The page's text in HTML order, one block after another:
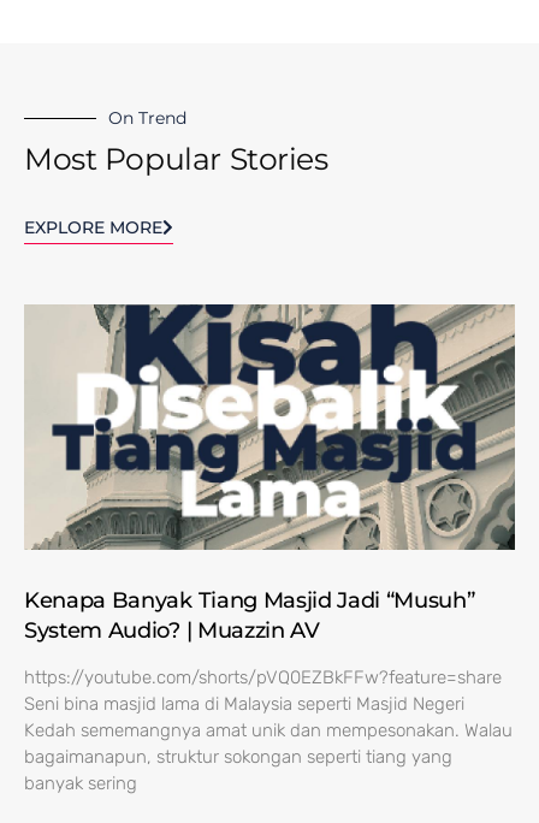
On Trend
Most Popular Stories
EXPLORE MORE
Kenapa Banyak Tiang Masjid Jadi “Musuh”
System Audio? | Muazzin AV
https://youtube.com/shorts/pVQ0EZBkFFw?feature=share
Seni bina masjid lama di Malaysia seperti Masjid Negeri
Kedah sememangnya amat unik dan mempesonakan. Walau
bagaimanapun, struktur sokongan seperti tiang yang
banyak sering